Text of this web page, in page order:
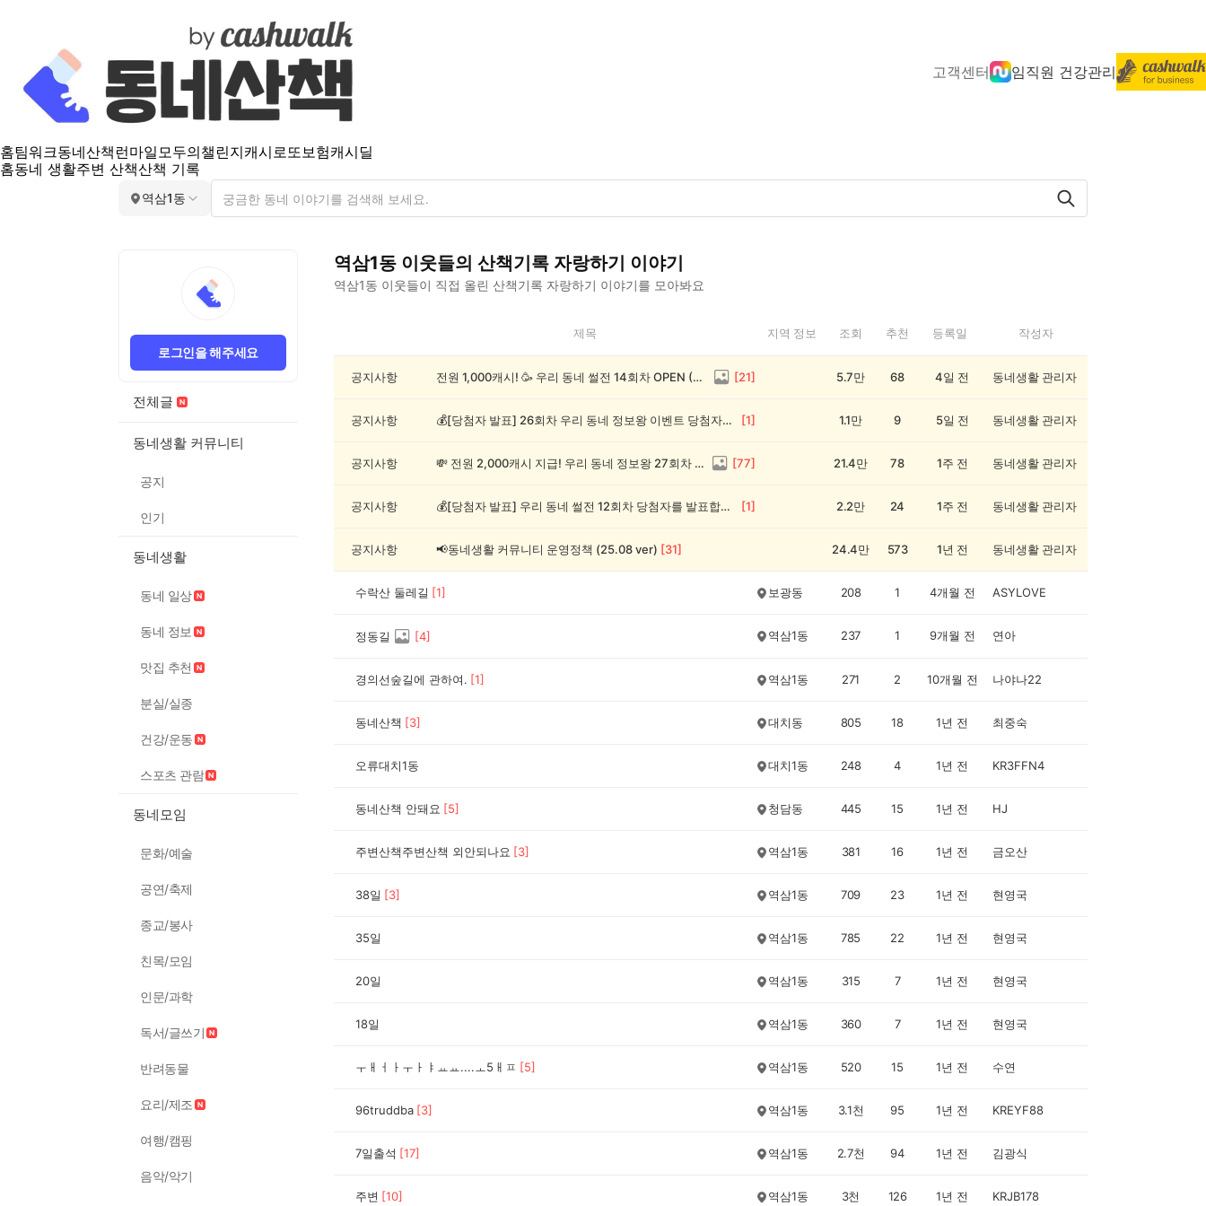
고객센터 임직원 건강관리
홈팀워크동네산책 런마일모두의챌린지캐시로또보험캐시딜
홈동네 생활주변 산책산책 기록
역삼1동
로그인을 해주세요
전체글
동네생활 커뮤니티
공지
인기
동네생활
동네 일상
동네 정보
맛집 추천
분실/실종
건강/운동
스포츠 관람
동네모임
문화/예술
공연/축제
종교/봉사
친목/모임
인문/과학
독서/글쓰기
반려동물
요리/제조
여행/캠핑
음악/악기
역삼1동 이웃들의 산책기록 자랑하기 이야기
역삼1동 이웃들이 직접 올린 산책기록 자랑하기 이야기를 모아봐요
1
목
제목 지역 정보 조회 추천 등록일 작성자
공지사항 전원 1,000캐시! 🥳 우리 동네 썰전 14회차 OPEN (~8/17) [21] 5.7만 68 4일 전 동네생활 관리자
공지사항 💰[당첨자 발표] 26회차 우리 동네 정보왕 이벤트 당첨자를 발표합니다! [1] 1.1만 9 5일 전 동네생활 관리자
공지사항 💸 전원 2,000캐시 지급! 우리 동네 정보왕 27회차 (~8/10) [77] 21.4만 78 1주 전 동네생활 관리자
공지사항 💰[당첨자 발표] 우리 동네 썰전 12회차 당첨자를 발표합니다! [1] 2.2만 24 1주 전 동네생활 관리자
공지사항 📢동네생활 커뮤니티 운영정책 (25.08 ver) [31] 24.4만 573 1년 전 동네생활 관리자
수락산 둘레길 [1] 보광동 208 1 4개월 전 ASYLOVE
정동길 [4] 역삼1동 237 1 9개월 전 연아
경의선숲길에 관하여. [1] 역삼1동 271 2 10개월 전 나야나22
동네산책 [3] 대치동 805 18 1년 전 최중숙
오류대치1동 대치1동 248 4 1년 전 KR3FFN4
동네산책 안돼요 [5] 청담동 445 15 1년 전 HJ
주변산책주변산책 외안되나요 [3] 역삼1동 381 16 1년 전 금오산
38일 [3] 역삼1동 709 23 1년 전 현영국
35일 역삼1동 785 22 1년 전 현영국
20일 역삼1동 315 7 1년 전 현영국
18일 역삼1동 360 7 1년 전 현영국
ㅜㅐㅓㅏㅜㅏㅑㅛㅛ....ㅗ5ㅐㅍ [5] 역삼1동 520 15 1년 전 수연
96truddba [3] 역삼1동 3.1천 95 1년 전 KREYF88
7일출석 [17] 역삼1동 2.7천 94 1년 전 김광식
주변 [10] 역삼1동 3천 126 1년 전 KRJB178